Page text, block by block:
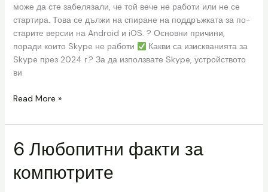
може да сте забелязали, че той вече не работи или не се
стартира. Това се дължи на спиране на поддръжката за по-
старите версии на Android и iOS. ? Основни причини,
поради които Skype не работи
Какви са изискванията за
Skype през 2024 г.? За да използвате Skype, устройството
ви
Read More »
6 Любопитни факти за
компютрите
6
Любопитни
факти